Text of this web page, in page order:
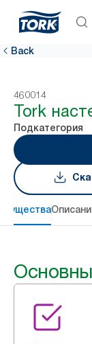
Back
460014
Tork
Подкатегория